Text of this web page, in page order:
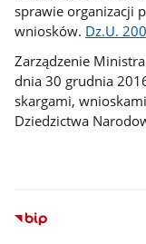
sprawie organizacji
wniosków. Dz.U.
Zarządzenie
dnia 30 grudnia
skargami,
Dziedzictwa